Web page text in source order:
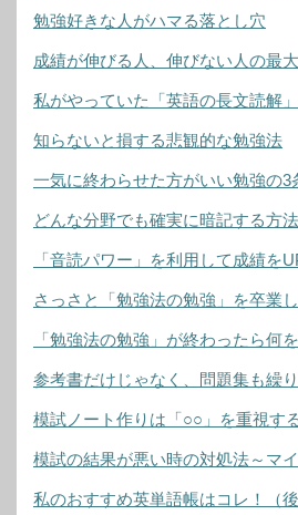
勉強好きな人がハマる落とし穴
成績が伸びる人、伸びない人の最
私がやっていた「英語の長文読解
知らないと損する悲観的な勉強法
一気に終わらせた方がいい勉強の3
どんな分野でも確実に暗記する方法
「音読パワー」を利用して成績を
さっさと「勉強法の勉強」を卒業し
「勉強法の勉強」が終わったら何
参考書だけじゃなく、問題集も繰り
模試ノート作りは「○○」を重視す
模試の結果が悪い時の対処法～マ
私のおすすめ英単語帳はコレ！（後